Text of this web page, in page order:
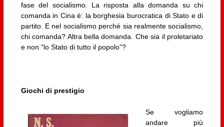
fase del socialismo. La risposta alla domanda su chi
comanda in Cina è: la borghesia burocratica di Stato e di
partito. E nel socialismo perché sia realmente socialismo,
chi comanda? Altra bella domanda. Che sia il proletariato
e non “lo Stato di tutto il popolo”?
Giochi di prestigio
Se vogliamo
andare più